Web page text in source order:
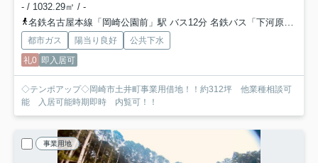
- / 1032.29㎡ / -
名鉄名古屋本線「岡崎公園前」駅 バス12分 名鉄バス「下河原（愛知県）」 停歩12分
都市ガス 陽当り良好
公共下水
礼0 即入居可
◇テンポアップ◇岡崎市土井町事業用借地！！約312坪 他業種相談可
能 入居可能時期即時 内覧可！！
事業用地